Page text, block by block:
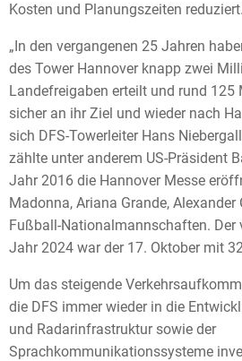
Kosten und Planungszeiten reduziert.
„In den vergangenen 25 Jahren
des Tower Hannover knapp zwei
Landefreigaben erteilt und rund 125
sicher an ihr Ziel und wieder nach
sich DFS-Towerleiter Hans
zählte unter anderem US-Präsident
Jahr 2016 die Hannover Messe
Madonna, Ariana Grande, Alexander
Fußball-Nationalmannschaften. Der
Jahr 2024 war der 17. Oktober mit
Um das steigende
die DFS immer wieder in die
und Radarinfrastruktur sowie der
Sprachkommunikationssysteme